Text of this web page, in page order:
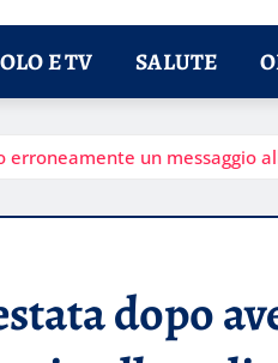
E TV SALUTE
un messaggio
dopo